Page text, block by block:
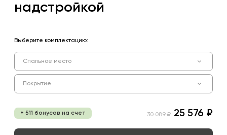
надстройкой
Выберите комплектацию:
Спальное место
Покрытие
+ 511 бонусов на счет 30 089 ₽ 25 576 ₽